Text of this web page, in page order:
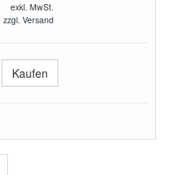
exkl. MwSt.
zzgl. Versand